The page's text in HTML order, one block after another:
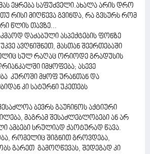
ეყრება საფუძველი.ახალა არის დრო
თუ რისი მიღწევა გვინდა, რა გვსურს რომ
წლის თავზე...
დაძაბული ასპექტების ფონზე
ავღნიშნეთ, მასთან შეერთებაში
სულ რაღაც ორიოდე გრადუსის
იმყოფება; ასევე
კუროში მყოფ ურანთან და
კი სატურნი უკეთებს
ბევრს გაუჩინოს აქტიური
მაგრამ შესაძლებლობები ან არ
ამბები სრულიად ქაოტურად წავა.
რომელიც შიგნით გროვდება,
გარეთ გამოღწევას, შედეგად კი